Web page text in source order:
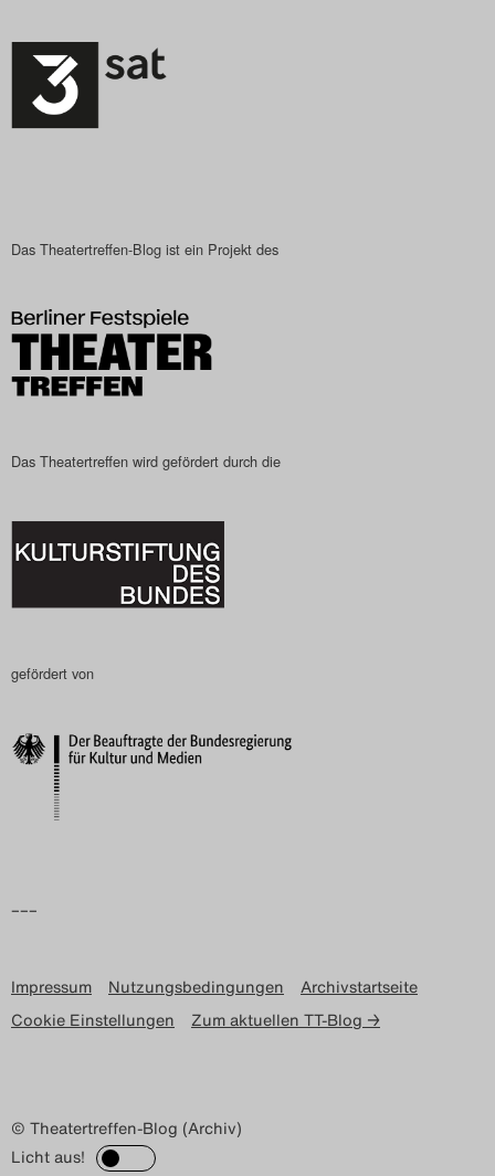
Das Theatertreffen-Blog ist ein Projekt des
Das Theatertreffen wird gefördert durch die
gefördert von
–––
Impressum Nutzungsbedingungen
Archivstartseite
Cookie Einstellungen
Zum aktuellen TT-Blog →
© Theatertreffen-Blog (Archiv)
Licht aus!